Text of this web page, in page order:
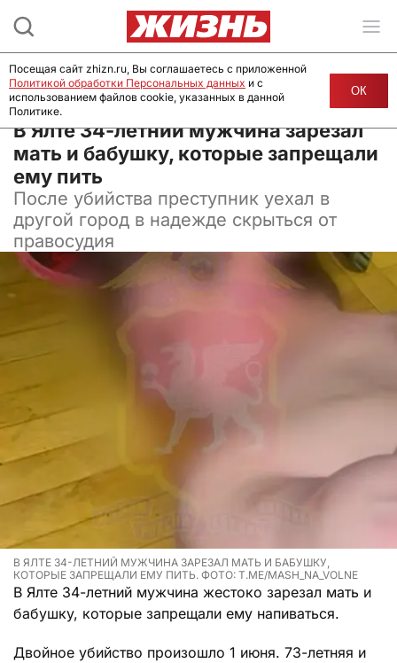
05 июня 2025, 08:00
В Ялте 34-летний мужчина зарезал
мать и бабушку, которые запрещали
ему пить
После убийства преступник уехал в
другой город в надежде скрыться от
правосудия
В ЯЛТЕ 34-ЛЕТНИЙ МУЖЧИНА ЗАРЕЗАЛ МАТЬ И БАБУШКУ,
КОТОРЫЕ ЗАПРЕЩАЛИ ЕМУ ПИТЬ. ФОТО: T.ME/MASH_NA_VOLNE
В Ялте 34-летний мужчина жестоко зарезал мать и
бабушку, которые запрещали ему напиваться.
Двойное убийство произошло 1 июня. 73-летняя и
Посещая сайт zhizn.ru, Вы соглашаетесь с приложенной
Политикой обработки Персональных данных и с
использованием файлов cookie, указанных в данной
Политике.
ОК